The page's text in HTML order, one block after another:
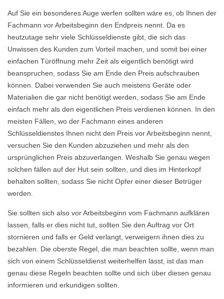
Auf Sie ein besonderes Auge werfen sollten wäre es, ob Ihnen der
Fachmann vor Arbeitsbeginn den Endpreis nennt. Da es
heutzutage sehr viele Schlüsseldienste gibt, die sich das
Unwissen des Kunden zum Vorteil machen, und somit bei einer
einfachen Türöffnung mehr Zeit als eigentlich benötigt wird
beanspruchen, sodass Sie am Ende den Preis aufschrauben
können. Dabei verwenden Sie auch meistens Geräte oder
Materialien die gar nicht benötigt werden, sodass Sie am Ende
einfach mehr als den eigentlichen Preis verdienen können. In den
meisten Fällen, wo der Fachmann eines anderen
Schlüsseldienstes Ihnen nicht den Preis vor Arbeitsbeginn nennt,
versuchen Sie den Kunden abzuziehen und mehr als den
ursprünglichen Preis abzuverlangen. Weshalb Sie genau wegen
solchen fällen auf der Hut sein sollten, und dies im Hinterkopf
behalten sollten, sodass Sie nicht Opfer einer dieser Betrüger
werden.
Sie sollten sich also vor Arbeitsbeginn vom Fachmann aufklären
lassen, falls er dies nicht tut, sollten Sie den Auftrag vor Ort
stornieren und falls er Geld verlangt, verweigern ihnen dies zu
bezahlen. Die oberste Regel, die man beachten sollte, wenn man
sich von einem Schlüsseldienst weiterhelfen lässt, ist das man
genau diese Regeln beachten sollte und sich über diesen genau
informieren und erkundigen sollten.